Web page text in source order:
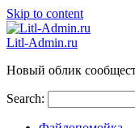
Skip to content
Litl-Admin.ru
Новый облик
Search: